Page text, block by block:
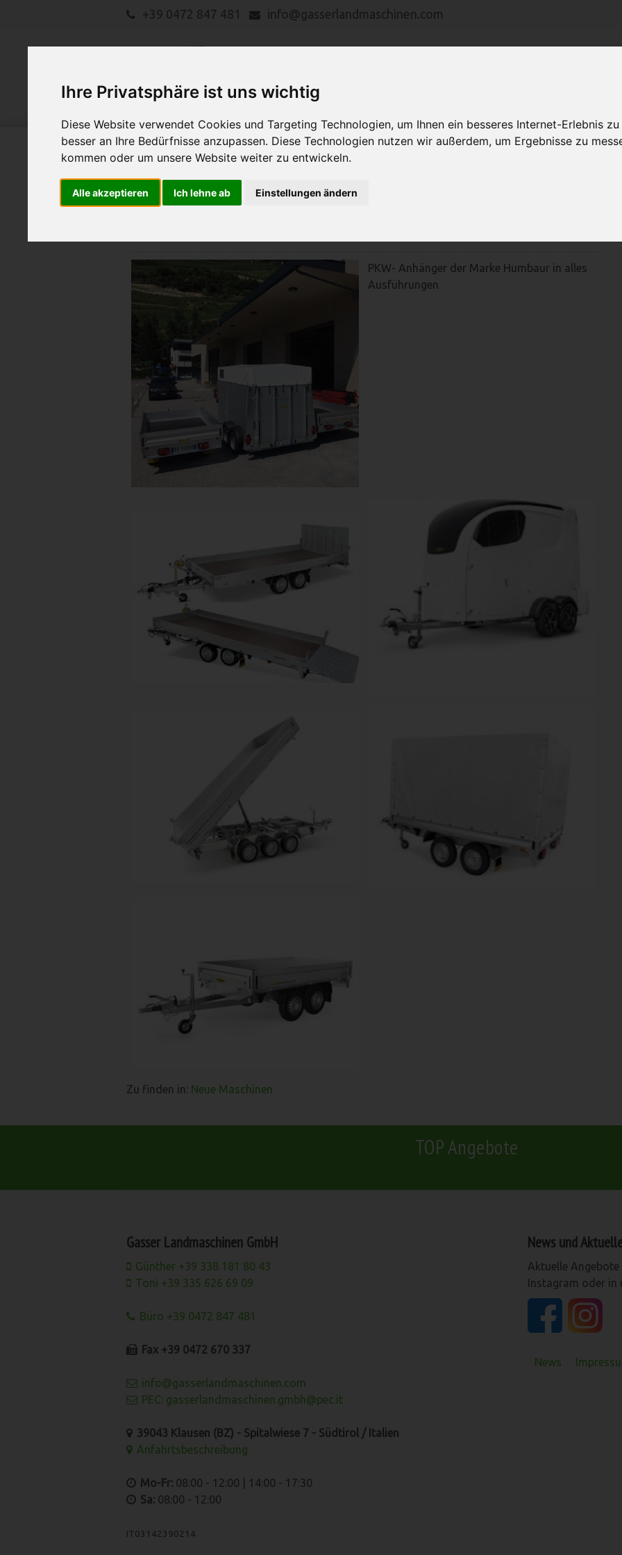
Ihre Privatsphäre ist uns wichtig
Diese Website verwendet Cookies und Targeting Technologien, um Ihnen ein besseres Internet-Erlebnis
besser an Ihre Bedürfnisse anzupassen. Diese Technologien nutzen wir außerdem, um Ergebnisse zu
kommen oder um unsere Website weiter zu entwickeln.
Alle akzeptieren Ich lehne ab Einstellungen ändern
+39 0472 847 481 info@gasserlandmaschinen.com
LANDMASCHINEN Suche
PKW- Anhänger der Marke Humbaur in alles
Ausführungen
Zu finden in: Neue Maschinen
TOP Angebote
Gasser Landmaschinen GmbH
Günther +39 338 181 80 43
Toni +39 335 626 69 09
Büro +39 0472 847 481
Fax +39 0472 670 337
info@gasserlandmaschinen.com
PEC: gasserlandmaschinen.gmbh@pec.it
39043 Klausen (BZ) - Spitalwiese 7 - Südtirol / Italien
Anfahrtsbeschreibung
Mo-Fr: 08:00 - 12:00 | 14:00 - 17:30
Sa: 08:00 - 12:00
IT03142390214
News und
Aktuelle
Instagram oder in
News